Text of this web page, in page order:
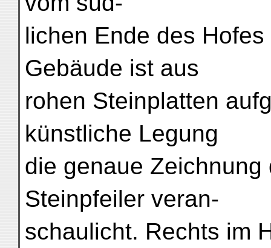
lichen Ende des
Gebäude ist aus
rohen Steinplatten
künstliche Legung
die genaue
Steinpfeiler veran-
schaulicht. Rechts im